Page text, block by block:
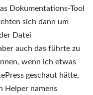
Dokumentations-Tool
sich dann um
Datei
auch das führte zu
wenn ich etwas
geschaut hätte,
Helper namens